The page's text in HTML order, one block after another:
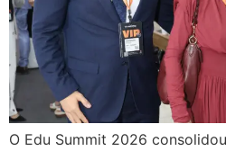
O Edu Summit 2026